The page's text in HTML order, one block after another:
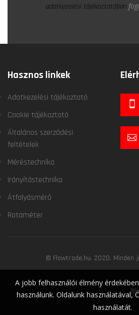
adatkezelési tájékoztatóban
Hasznos linkek
Adatkezelési tájékoztató
Cookie tájékoztató
Általános szerződési
feltételek
Méréstechnika
Irányítástechnika
Átfolyásmérő
Rotaméter
© Flowtrade.hu. 2020. Minden
A jobb felhasználói élmény
használunk. Oldalunk használatával,
használatát.